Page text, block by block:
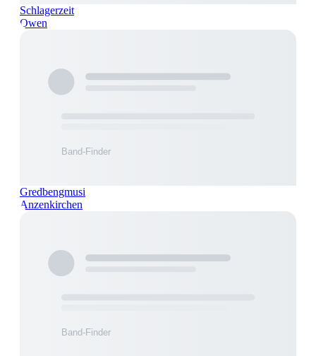
Schlagerzeit
Owen
Gredbengmusi
Anzenkirchen